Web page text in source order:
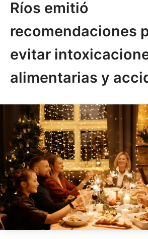
Ríos emitió
recomendaciones
evitar
alimentarias y